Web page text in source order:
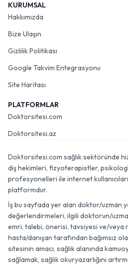
KURUMSAL
Hakkımızda
Bize Ulaşın
Gizlilik Politikası
Google Takvim Entegrasyonu
Site Haritası
PLATFORMLAR
Doktorsitesi.com
Doktorsitesi.az
Doktorsitesi.com sağlık sektöründe
diş hekimleri, fizyoterapistler,
profesyonelleri ile internet
platformdur.
İş bu sayfada yer alan doktor/uzman
değerlendirmeleri, ilgili doktorun/
emri, talebi, önerisi, tavsiyesi ve/veya
hasta/danışan tarafından bağımsız
sitesinin amacı, sağlık alanında
sağlamak, sağlık okuryazarlığını